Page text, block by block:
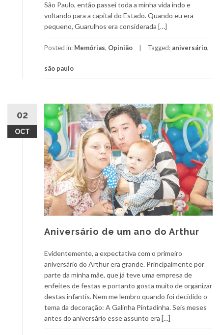
São Paulo, então passei toda a minha vida indo e
voltando para a capital do Estado. Quando eu era
pequeno, Guarulhos era considerada […]
Posted in: Memórias, Opinião Tagged: aniversário,
são paulo
02
OCT
Aniversário de um ano do Arthur
Evidentemente, a expectativa com o primeiro
aniversário do Arthur era grande. Principalmente por
parte da minha mãe, que já teve uma empresa de
enfeites de festas e portanto gosta muito de organizar
destas infantis. Nem me lembro quando foi decidido o
tema da decoração: A Galinha Pintadinha. Seis meses
antes do aniversário esse assunto era […]